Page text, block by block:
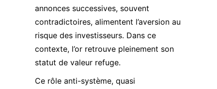
annonces successives, souvent
contradictoires, alimentent l’aversion au
risque des investisseurs. Dans ce
contexte, l’or retrouve pleinement son
statut de valeur refuge.
Ce rôle anti-système, quasi